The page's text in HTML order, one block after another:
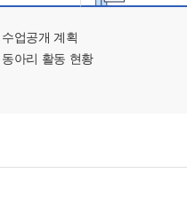
수업공개 계획
동아리 활동 현황